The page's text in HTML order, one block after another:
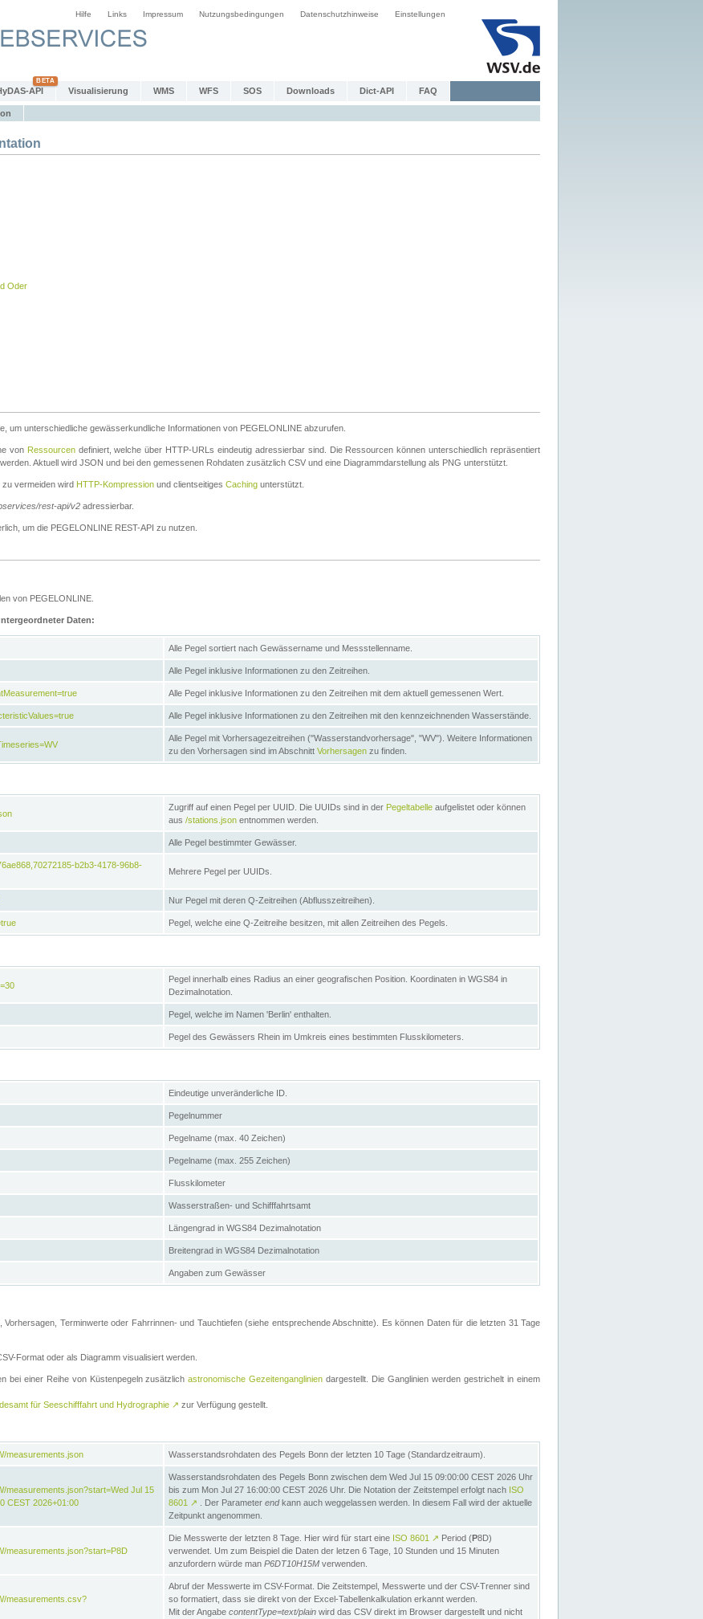
Hilfe Links Impressum Nutzungsbedingungen Datenschutzhinweise Einstellungen
API Visualisierung WMS WFS SOS Downloads Dict-API FAQ
Oder
um unterschiedliche gewässerkundliche Informationen von PEGELONLINE abzurufen.
von Ressourcendefiniert, welche über HTTP-URLs eindeutig adressierbar sind. Die Ressourcen können unterschiedlich repräsentiert
Aktuell wird JSON und bei den gemessenen Rohdaten zusätzlich CSV und eine Diagrammdarstellung als PNG unterstützt.
vermeiden wird HTTP-Kompression und clientseitiges Caching unterstützt.
rest-api/v2 adressierbar.
um die PEGELONLINE REST-API zu nutzen.
von PEGELONLINE.
Daten:
Alle Pegel sortiert nach Gewässername und Messstellenname.
Alle Pegel inklusive Informationen zu den Zeitreihen.
Alle Pegel inklusive Informationen zu den Zeitreihen mit dem aktuell gemessenen Wert.
Alle Pegel inklusive Informationen zu den Zeitreihen mit den kennzeichnenden Wasserstände.
Alle Pegel mit Vorhersagezeitreihen ("Wasserstandvorhersage", "WV"). Weitere Informationen
zu den Vorhersagen sind im Abschnitt Vorhersagen zu finden.
Zugriff auf einen Pegel per UUID. Die UUIDs sind in der Pegeltabelle aufgelistet oder können
aus /stations.json entnommen werden.
Alle Pegel bestimmter Gewässer.
b2b3-4178-96b8-
Mehrere Pegel per UUIDs.
Nur Pegel mit deren Q-Zeitreihen (Abflusszeitreihen).
Pegel, welche eine Q-Zeitreihe besitzen, mit allen Zeitreihen des Pegels.
Pegel innerhalb eines Radius an einer geografischen Position. Koordinaten in WGS84 in
Dezimalnotation.
Pegel, welche im Namen 'Berlin' enthalten.
Pegel des Gewässers Rhein im Umkreis eines bestimmten Flusskilometers.
Eindeutige unveränderliche ID.
Pegelnummer
Pegelname (max. 40 Zeichen)
Pegelname (max. 255 Zeichen)
Flusskilometer
Wasserstraßen- und Schifffahrtsamt
Längengrad in WGS84 Dezimalnotation
Breitengrad in WGS84 Dezimalnotation
Angaben zum Gewässer
Terminwerte oder Fahrrinnen- und Tauchtiefen (siehe entsprechende Abschnitte). Es können Daten für die letzten 31 Tage
Format oder als Diagramm visualisiert werden.
bei einer Reihe von Küstenpegeln zusätzlichastronomische Gezeitenganglinien dargestellt. Die Ganglinien werden gestrichelt in einem
für Seeschifffahrt und Hydrographie ↗ zur Verfügung gestellt.
measurements.json Wasserstandsrohdaten des Pegels Bonn der letzten 10 Tage (Standardzeitraum).
measurements.json?start=Wed Jul 15
CEST 2026+01:00
Wasserstandsrohdaten des Pegels Bonn zwischen dem Wed Jul 15 09:00:00 CEST 2026 Uhr
bis zum Mon Jul 27 16:00:00 CEST 2026 Uhr. Die Notation der Zeitstempel erfolgt nach ISO
8601
↗ . Der Parameter endkann auch weggelassen werden. In diesem Fall wird der aktuelle
Zeitpunkt angenommen.
measurements.json?start=P8D
Die Messwerte der letzten 8 Tage. Hier wird für start eine ISO 8601 ↗ Period (P8D)
verwendet. Um zum Beispiel die Daten der letzen 6 Tage, 10 Stunden und 15 Minuten
anzufordern würde man P6DT10H15M verwenden.
measurements.csv?
Abruf der Messwerte im CSV-Format. Die Zeitstempel, Messwerte und der CSV-Trenner sind
so formatiert, dass sie direkt von der Excel-Tabellenkalkulation erkannt werden.
Mit der Angabe contentType=text/plain wird das CSV direkt im Browser dargestellt und nicht